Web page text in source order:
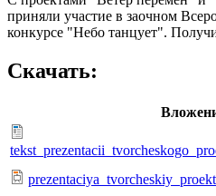
приняли участие в заочном
конкурсе "Небо танцует".
Скачать: